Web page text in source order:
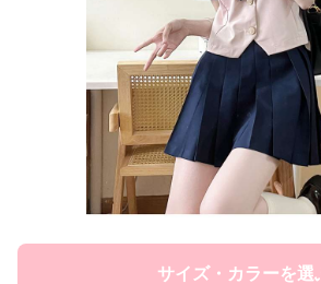
サイズ・カラーを選